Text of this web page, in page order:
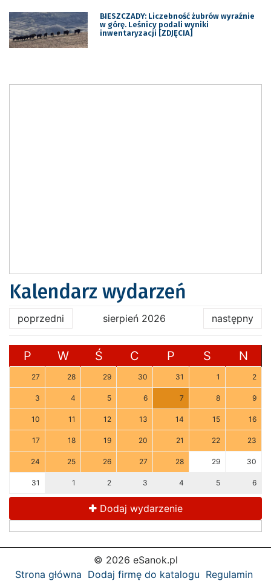
BIESZCZADY: Liczebność żubrów wyraźnie
w górę. Leśnicy podali wyniki
inwentaryzacji [ZDJĘCIA]
Kalendarz wydarzeń
poprzedni sierpień 2026 następny
P W Ś C P S N
27 28 29 30 31 1 2
3 4 5 6 7 8 9
10 11 12 13 14 15 16
17 18 19 20 21 22 23
24 25 26 27 28 29 30
31 1 2 3 4 5 6
Dodaj wydarzenie
© 2026 eSanok.pl
Strona główna Dodaj firmę do katalogu Regulamin